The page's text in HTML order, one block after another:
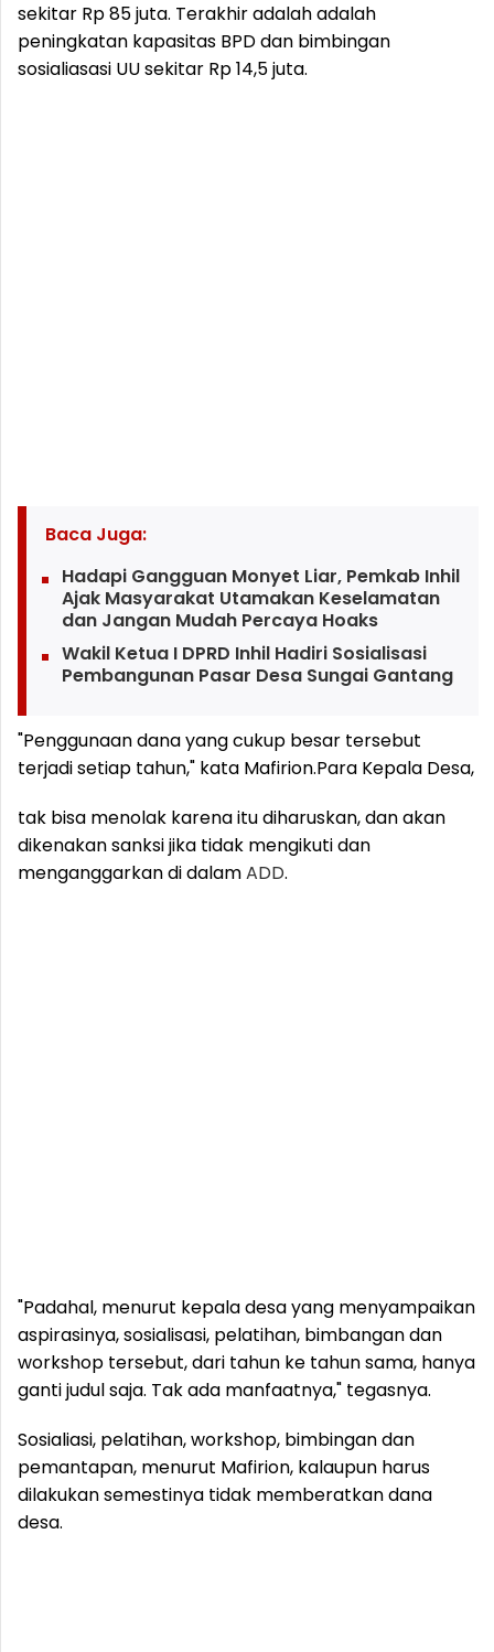
sekitar Rp 85 juta. Terakhir adalah adalah
peningkatan kapasitas BPD dan bimbingan
sosialiasasi UU sekitar Rp 14,5 juta.
Baca Juga:
Hadapi Gangguan Monyet Liar, Pemkab Inhil
Ajak Masyarakat Utamakan Keselamatan
dan Jangan Mudah Percaya Hoaks
Wakil Ketua I DPRD Inhil Hadiri Sosialisasi
Pembangunan Pasar Desa Sungai Gantang
"Penggunaan dana yang cukup besar tersebut
terjadi setiap tahun," kata Mafirion.Para Kepala Desa,
tak bisa menolak karena itu diharuskan, dan akan
dikenakan sanksi jika tidak mengikuti dan
menganggarkan di dalamADD.
"Padahal, menurut kepala desa yang menyampaikan
aspirasinya, sosialisasi, pelatihan, bimbangan dan
workshop tersebut, dari tahun ke tahun sama, hanya
ganti judul saja. Tak ada manfaatnya," tegasnya.
Sosialiasi, pelatihan, workshop, bimbingan dan
pemantapan, menurut Mafirion, kalaupun harus
dilakukan semestinya tidak memberatkan dana
desa.